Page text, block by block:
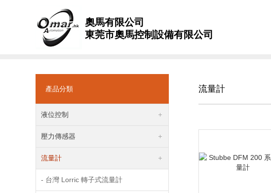
奧馬有限公司
東莞市奧馬控制設備有限公司
產品分類
液位控制
壓力傳感器
流量計
- 台灣 Lorric 轉子式流量計
流量計